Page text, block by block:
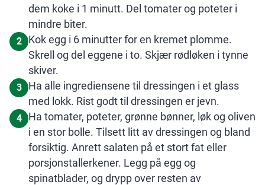
dem koke i 1 minutt. Del tomater og poteter i
mindre biter.
2
Kok egg i 6 minutter for en kremet plomme.
Skrell og del eggene i to. Skjær rødløken i tynne
skiver.
3
Ha alle ingrediensene til dressingen i et glass
med lokk. Rist godt til dressingen er jevn.
4
Ha tomater, poteter, grønne bønner, løk og oliven
i en stor bolle. Tilsett litt av dressingen og bland
forsiktig. Anrett salaten på et stort fat eller
porsjonstallerkener. Legg på egg og
spinatblader, og drypp over resten av